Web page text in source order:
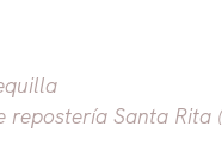
repostería Santa Rita